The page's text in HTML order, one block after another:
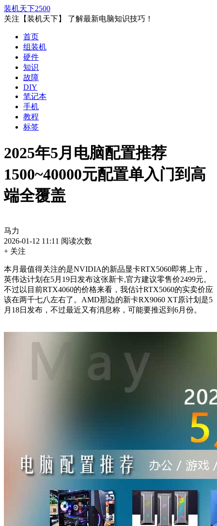
装机天下2500
关注【装机天下】 了解最新电脑知识技巧！
首页
组装机
硬件
知识
故障
DIY
笔记本
手机
教程
标签
2025年5月电脑配置推荐
1500~40000元配置单入门到高
端全覆盖
马力
2026-01-12 11:11 阅读次数
+ 关注
本月最值得关注的是NVIDIA的新品显卡RTX5060即将上市，
英伟达计划在5月19日发布这张新卡,官方建议零售价2499元。
不过以目前RTX4060的价格来看，我估计RTX5060的实卖价应
该在两千七八左右了。AMD那边的新卡RX9060 XT原计划是5
月18日发布，不过最近又有消息称，可能要推迟到6月份。